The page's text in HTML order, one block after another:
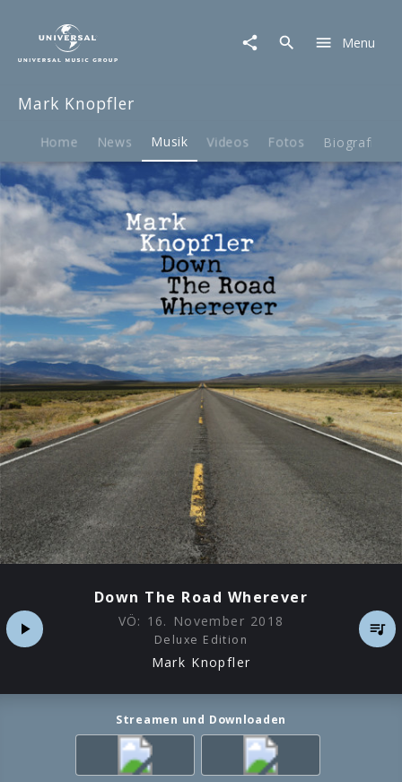
Musik
Down
Wherever
Menu
Mark Knopfler
Home News Musik Videos Fotos Biografie
Down The Road Wherever
VÖ: 16. November 2018
Deluxe Edition
Mark Knopfler
Streamen und Downloaden